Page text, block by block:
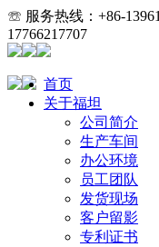
☏ 服务热线：+86-
17766217707
首页
关于福坦
公司简介
生产车间
办公环境
员工团队
发货现场
客户留影
专利证书